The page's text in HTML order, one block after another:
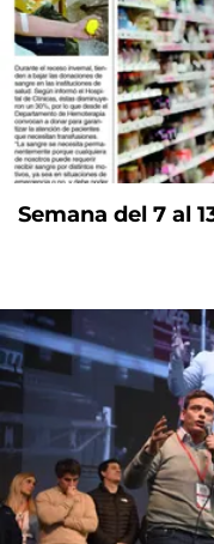
Semana del 7 al